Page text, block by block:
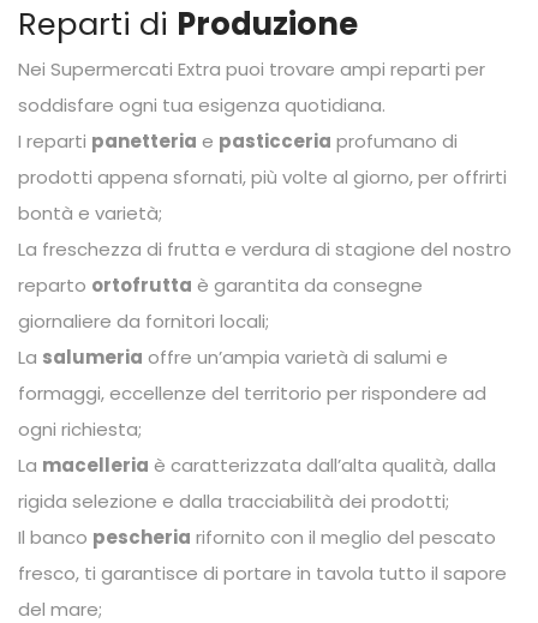
Reparti di Produzione
Nei Supermercati Extra puoi trovare ampi reparti per
soddisfare ogni tua esigenza quotidiana.
I reparti panetteria e pasticceria profumano di
prodotti appena sfornati, più volte al giorno, per offrirti
bontà e varietà;
La freschezza di frutta e verdura di stagione del nostro
reparto ortofrutta è garantita da consegne
giornaliere da fornitori locali;
La salumeria offre un’ampia varietà di salumi e
formaggi, eccellenze del territorio per rispondere ad
ogni richiesta;
La macelleria è caratterizzata dall’alta qualità, dalla
rigida selezione e dalla tracciabilità dei prodotti;
Il banco pescheria rifornito con il meglio del pescato
fresco, ti garantisce di portare in tavola tutto il sapore
del mare;